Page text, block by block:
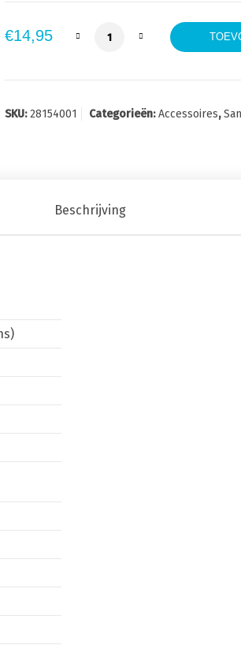
€14,95 Grohe Relexaflex
SKU:28154001 Categorieën:Accessoires,
Beschrijving